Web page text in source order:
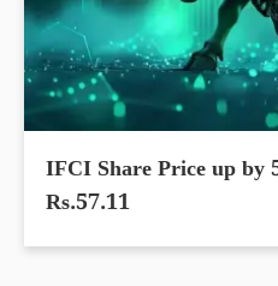
IFCI Share Price up by
Rs.57.11